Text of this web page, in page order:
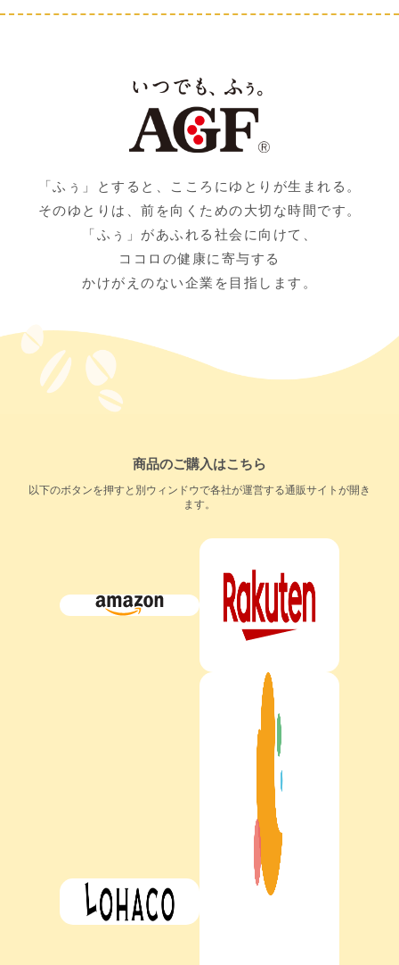
「ふぅ」とすると、こころにゆとりが生まれる。
そのゆとりは、前を向くための大切な時間です。
「ふぅ」があふれる社会に向けて、
ココロの健康に寄与する
かけがえのない企業を目指します。
商品のご購入はこちら
以下のボタンを押すと別ウィンドウで各社が運営する通販サイトが開き
ます。